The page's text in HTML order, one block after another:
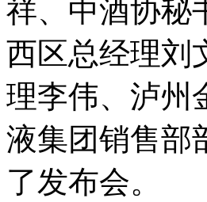
祥、中酒协秘
西区总经理刘
理李伟、泸州
液集团销售部
了发布会。